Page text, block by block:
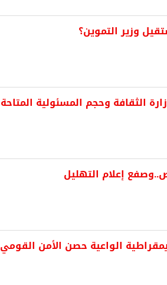
وزير التموين؟
الثقافة وحجم المسئولية المتاحة
إعلام التهليل
الواعية حصن الأمن القومي